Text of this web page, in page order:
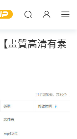
畫質高清有素